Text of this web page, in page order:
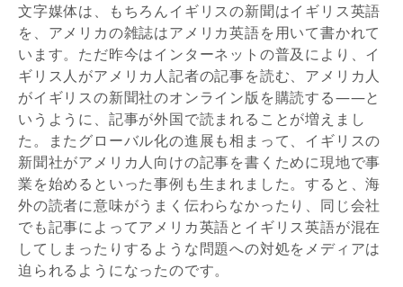
文字媒体は、もちろんイギリスの新聞はイギリス英語
を、アメリカの雑誌はアメリカ英語を用いて書かれて
います。ただ昨今はインターネットの普及により、イ
ギリス人がアメリカ人記者の記事を読む、アメリカ人
がイギリスの新聞社のオンライン版を購読する――と
いうように、記事が外国で読まれることが増えまし
た。またグローバル化の進展も相まって、イギリスの
新聞社がアメリカ人向けの記事を書くために現地で事
業を始めるといった事例も生まれました。すると、海
外の読者に意味がうまく伝わらなかったり、同じ会社
でも記事によってアメリカ英語とイギリス英語が混在
してしまったりするような問題への対処をメディアは
迫られるようになったのです。